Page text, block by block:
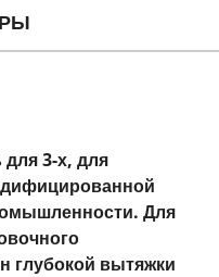
3-х, для
Для
глубокой вытяжки